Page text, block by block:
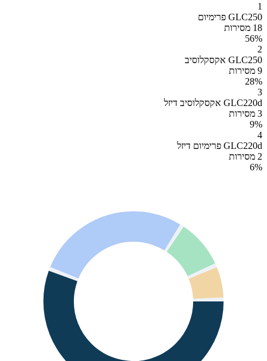
1
GLC250 פרימיום
18 מסירות
56%
2
GLC250 אקסקלוסיב
9 מסירות
28%
3
GLC220d אקסקלוסיב דיזל
3 מסירות
9%
4
GLC220d פרימיום דיזל
2 מסירות
6%